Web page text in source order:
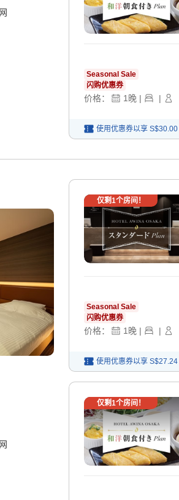
Seasonal Sale
闪购优惠券
价格： 1晚 | |
使用优惠券以享 S$30.00
仅剩1个房间！
Seasonal Sale
闪购优惠券
价格： 1晚 | |
使用优惠券以享 S$27.24
仅剩1个房间！